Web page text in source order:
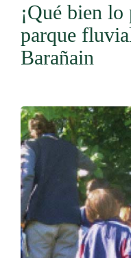
¡Qué bien lo
parque
Barañain